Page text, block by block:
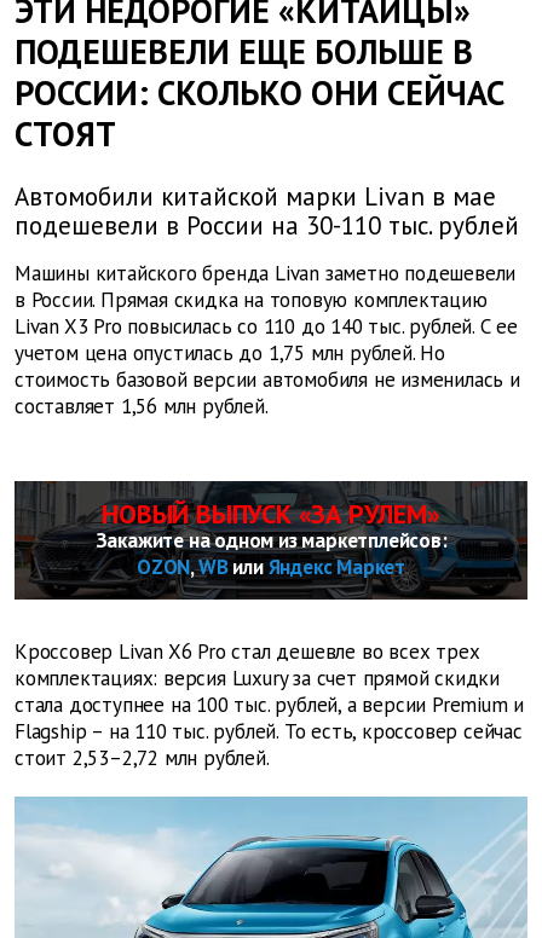
ЭТИ НЕДОРОГИЕ «КИТАЙЦЫ»
ПОДЕШЕВЕЛИ ЕЩЕ БОЛЬШЕ В
РОССИИ: СКОЛЬКО ОНИ СЕЙЧАС
СТОЯТ
Автомобили китайской марки Livan в мае
подешевели в России на 30-110 тыс. рублей
Машины китайского бренда Livan заметно подешевели
в России. Прямая скидка на топовую комплектацию
Livan X3 Pro повысилась со 110 до 140 тыс. рублей. С ее
учетом цена опустилась до 1,75 млн рублей. Но
стоимость базовой версии автомобиля не изменилась и
составляет 1,56 млн рублей.
НОВЫЙ ВЫПУСК «ЗА РУЛЕМ»
Закажите на одном из маркетплейсов:
OZON,WBилиЯндекс Маркет
Кроссовер Livan X6 Pro стал дешевле во всех трех
комплектациях: версия Luxury за счет прямой скидки
стала доступнее на 100 тыс. рублей, а версии Premium и
Flagship – на 110 тыс. рублей. То есть, кроссовер сейчас
стоит 2,53–2,72 млн рублей.